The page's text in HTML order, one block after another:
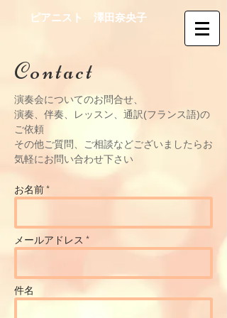
​​ピアニスト 澤田奈央子
Contact
​​演奏会についてのお問合せ、
演奏、伴奏、レッスン、通訳(フランス語)の
ご依頼
その他ご質問、ご相談などございましたらお
気軽にお問い合わせ下さい
お名前 *
メールアドレス *
件名